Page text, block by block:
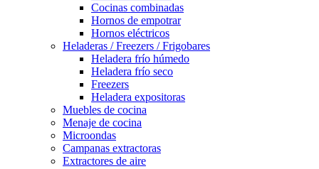
Cocinas combinadas
Hornos de empotrar
Hornos eléctricos
Heladeras / Freezers / Frigobares
Heladera frío húmedo
Heladera frío seco
Freezers
Heladera expositoras
Muebles de cocina
Menaje de cocina
Microondas
Campanas extractoras
Extractores de aire